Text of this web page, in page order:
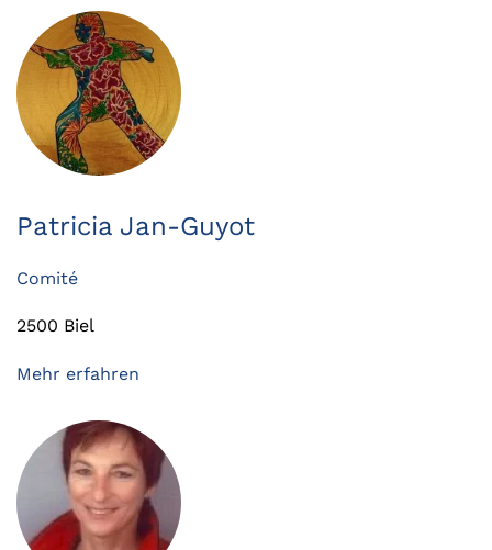
Patricia Jan-Guyot
Comité
2500 Biel
Mehr erfahren